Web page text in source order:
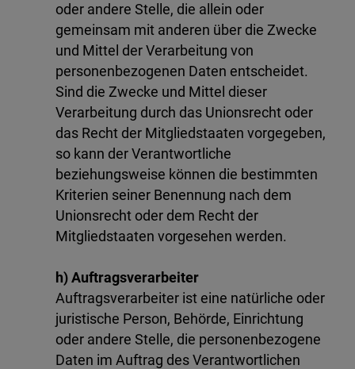
oder andere Stelle, die allein oder
gemeinsam mit anderen über die Zwecke
und Mittel der Verarbeitung von
personenbezogenen Daten entscheidet.
Sind die Zwecke und Mittel dieser
Verarbeitung durch das Unionsrecht oder
das Recht der Mitgliedstaaten vorgegeben,
so kann der Verantwortliche
beziehungsweise können die bestimmten
Kriterien seiner Benennung nach dem
Unionsrecht oder dem Recht der
Mitgliedstaaten vorgesehen werden.
h) Auftragsverarbeiter
Auftragsverarbeiter ist eine natürliche oder
juristische Person, Behörde, Einrichtung
oder andere Stelle, die personenbezogene
Daten im Auftrag des Verantwortlichen